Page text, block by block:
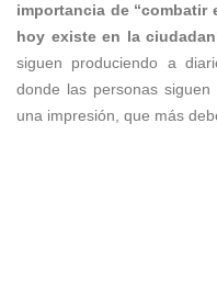
importancia de
hoy existe en la
siguen produciendo a
donde las personas
una impresión, que más